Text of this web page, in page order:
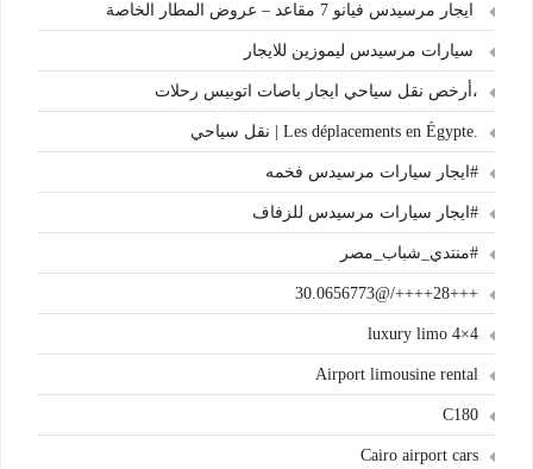
ايجار مرسيدس فيانو 7 مقاعد – عروض المطار الخاصة
سيارات مرسيدس ليموزين للايجار
،أرخص نقل سياحي ايجار باصات اتوبيس رحلات
.Les déplacements en Égypte | نقل سياحي
#ايجار سيارات مرسيدس فخمه
#ايجار سيارات مرسيدس للزفاف
#منتدي_شباب_مصر
+++28++++/@30.0656773
4×4 luxury limo
Airport limousine rental
C180
Cairo airport cars